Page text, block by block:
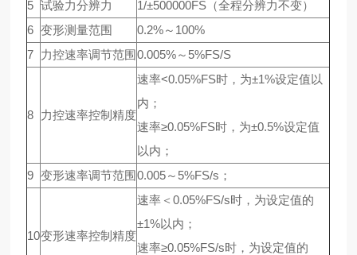
5 试验力分辨力
1/±500000FS（全程分辨力不变）
6 变形测量范围
0.2%～100%
7 力控速率调节范围 0.005%～5%FS/S
8 力控速率控制精度
速率<0.05%FS时，为±1%设定值以
内；
速率≥0.05%FS时，为±0.5%设定值
以内；
9 变形速率调节范围 0.005～5%FS/s；
10变形速率控制精度
速率＜0.05%FS/s时，为设定值的
±1%以内；
速率≥0.05%FS/s时，为设定值的